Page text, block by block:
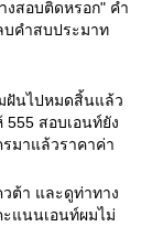
งสอบติดหรอก" คำ
บคำสบประมาท
ฝันไปหมดสิ้นแล้ว
สอบเอนท์ยัง
มาแล้วราคาค่า
ต้า และดูท่าทาง
แนนเอนท์ผมไม่